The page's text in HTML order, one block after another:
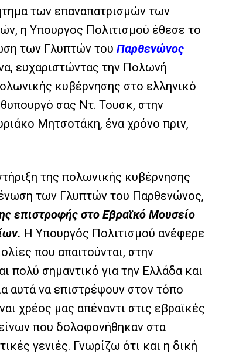
των επαναπατρισμών των
η Υπουργος Πολιτισμού έθεσε το
των Γλυπτών του Παρθενώνος
ευχαριστώντας την Πολωνή
κυβέρνησης στο ελληνικό
σας Ντ. Τουσκ, στην
Μητσοτάκη, ένα χρόνο πριν,
της πολωνικής κυβέρνησης
των Γλυπτών του Παρθενώνος,
επιστροφής στο Εβραϊκό Μουσείο
Η Υπουργός Πολιτισμού ανέφερε
που απαιτούνται, στην
πολύ σημαντικό για την Ελλάδα και
αυτά να επιστρέψουν στον τόπο
χρέος μας απέναντι στις εβραϊκές
που δολοφονήθηκαν στα
γενιές. Γνωρίζω ότι και η δική